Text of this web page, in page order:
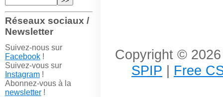
Réseaux sociaux /
Newsletter
Suivez-nous sur
Facebook!
Suivez-vous sur
Instagram!
Abonnez-vous à la
newsletter!
Copyright ©
SPIP | Free